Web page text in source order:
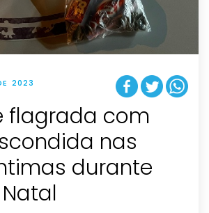
2023
flagrada com
nas
durante